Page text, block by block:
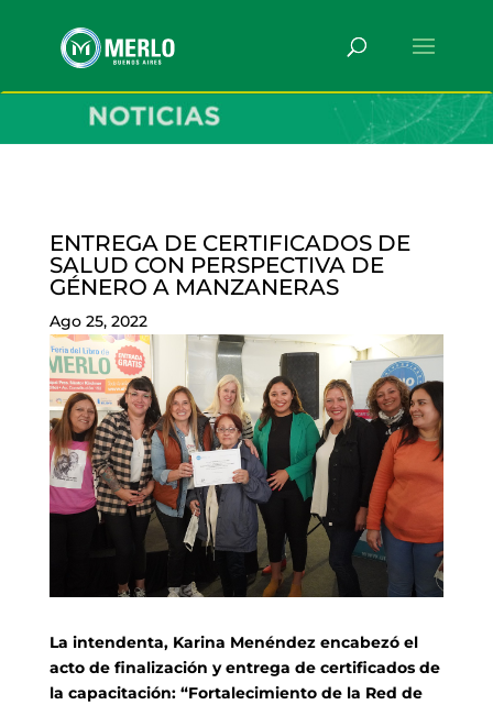
ENTREGA DE CERTIFICADOS DE
SALUD CON PERSPECTIVA DE
GÉNERO A MANZANERAS
Ago 25, 2022
La intendenta, Karina Menéndez encabezó el
acto de finalización y entrega de certificados de
la capacitación: “Fortalecimiento de la Red de